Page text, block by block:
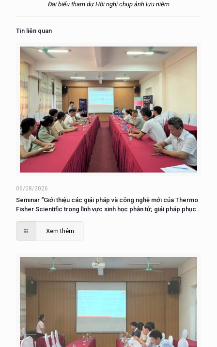
Đại biểu tham dự Hội nghị chụp ảnh lưu niệm
Tin liên quan
06/08/2026
Seminar “Giới thiệu các giải pháp và công nghệ mới của Thermo
Fisher Scientific trong lĩnh vực sinh học phân tử; giải pháp phục
Xem thêm